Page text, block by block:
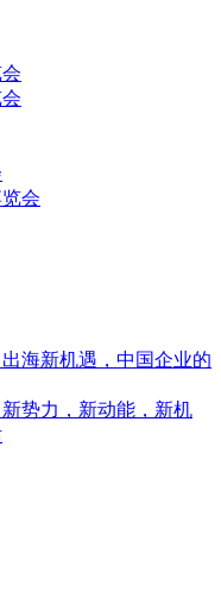
会
海新机遇，中国企业的
势力，新动能，新机